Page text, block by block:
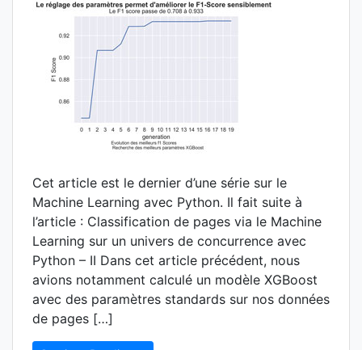
Cet article est le dernier d’une série sur le
Machine Learning avec Python. Il fait suite à
l’article : Classification de pages via le Machine
Learning sur un univers de concurrence avec
Python – II Dans cet article précédent, nous
avions notamment calculé un modèle XGBoost
avec des paramètres standards sur nos données
de pages […]